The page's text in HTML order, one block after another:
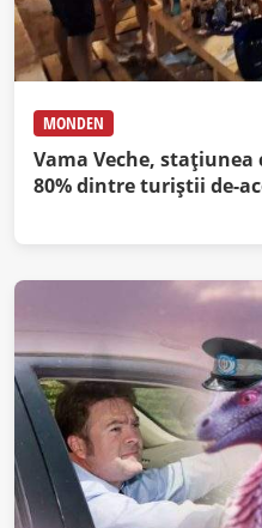
MONDEN
Vama Veche,
80% dintre turiștii de-